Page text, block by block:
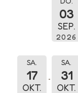
03
SEP.
2026
SA.
17
OKT.
SA.
31
OKT.